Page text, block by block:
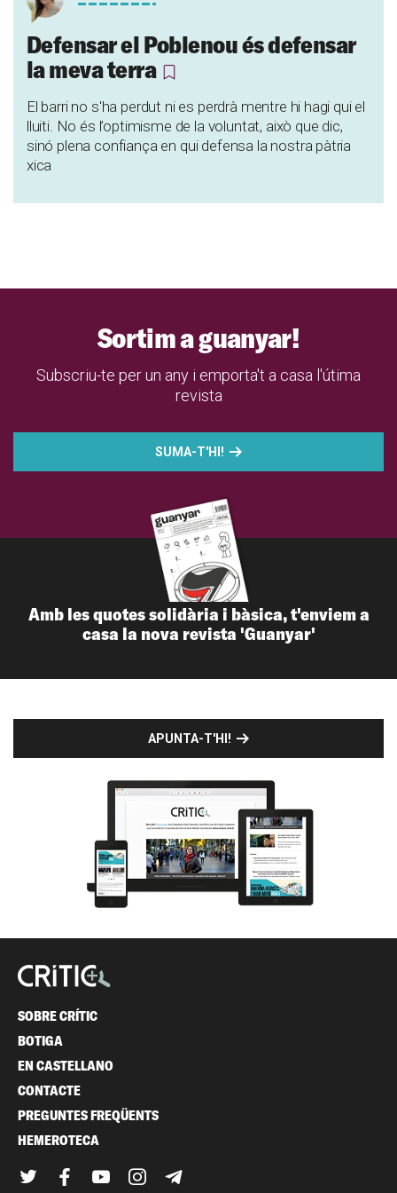
Defensar el Poblenou és defensar
la meva terra
El barri no s'ha perdut ni es perdrà mentre hi hagi qui el
lluiti. No és l’optimisme de la voluntat, això que dic,
sinó plena confiança en qui defensa la nostra pàtria
xica
Sortim a guanyar!
Subscriu-te per un any i emporta't a casa l'útima
revista
SUMA-T'HI!
Amb les quotes solidària i bàsica, t'enviem a
casa la nova revista 'Guanyar'
APUNTA-T'HI!
SOBRE CRÍTIC
BOTIGA
EN CASTELLANO
CONTACTE
PREGUNTES FREQÜENTS
HEMEROTECA
TwitterFacebook
YouTubeInstagram